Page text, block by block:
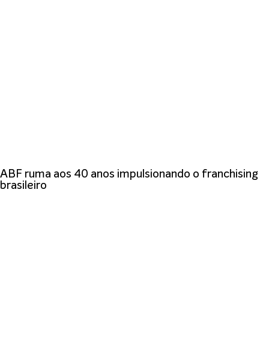
ABF ruma aos 40 anos impulsionando o franchising
brasileiro